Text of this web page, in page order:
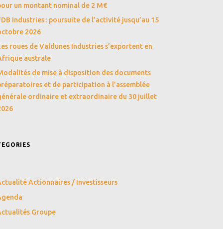
un montant nominal de 2 M€
Industries : poursuite de l’activité jusqu’au 15
2026
roues de Valdunes Industries s’exportent en
australe
de mise à disposition des documents
et de participation à l’assemblée
ordinaire et extraordinaire du 30 juillet
Actionnaires / Investisseurs
Groupe